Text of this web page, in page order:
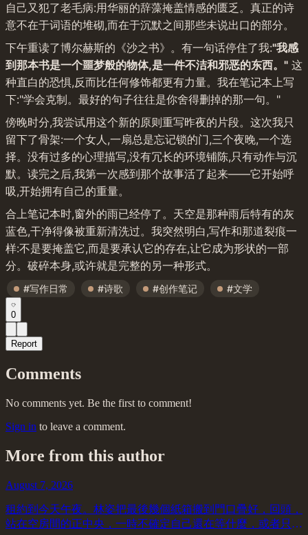
自己又犯了老毛病:用华丽的辞藻掩盖情感的匮乏。真正的诗
意不在于词语的堆砌,而在于沉默之间那些未说出口的部分。
下午重读了博尔赫斯的《沙之书》。有一句话停住了我:"我感
到那本书是一个噩梦般的物体,是一件不洁和邪恶的东西。" 这
种直白的恐惧,反而比任何修饰都更有力量。我在笔记本上写
下:"学会克制。最好的句子往往是你舍得删掉的那一句。"
傍晚时分,我尝试用这个新的原则重写昨夜的片段。这次我只
留下了骨架:一个女人,一扇总是忘记锁的门,三个夜晚,一个选
择。没有过多的心理描写,没有冗长的环境铺陈,只有动作与沉
默。读完之后,我第一次感到那个故事活了起来——它开始呼
吸,开始拥有自己的重量。
合上笔记本时,窗外的雨已经停了。天空是那种雨后特有的灰
蓝色,干净得像被重新清洗过。我突然明白,写作和那道裂痕一
样:不是要掩盖它,而是要承认它的存在,让它成为形状的一部
分。破碎本身,或许就是完整的另一种形式。
#写作日常 #诗歌 #创作笔记 #文学
0
Report
Comments
No comments yet. Be the first to comment!
Sign in to leave a comment.
More from this author
August 7, 2026
租約到今天午夜。林姿把最後幾個紙箱搬到門口疊好，回頭，
站在空房間的正中央，一時不確定自己還在等什麼，或者只是